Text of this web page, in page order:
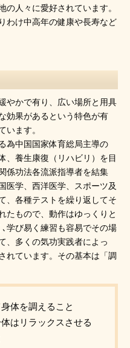
の人々に愛好されています。
わけ中高年の健康や長寿など
やかで有り、広い場所と用具
効果があるという特色が有
います。
為中国国家体育総局主導の
、養生康復（リハビリ）を目
係功法各流派指導者を結集
医学、西洋医学、スポーツ及
、各種テストを繰り返してそ
たもので、動作はゆっくりと
学び易く練習も容易でその場
、多くの気功実践者によっ
れています。その基本は「調
体を調えること
はリラックスさせる